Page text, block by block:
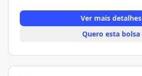
Ver mais detalhes
Quero esta bolsa